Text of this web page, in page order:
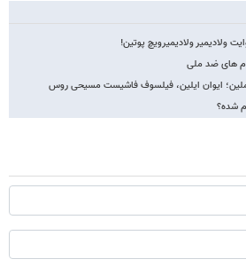
ولادیمیر ولادیمیرویچ پوتین!
های ضد ملی
ایوان ایلین، فیلسوف فاشیست مسیحی روس
شده؟